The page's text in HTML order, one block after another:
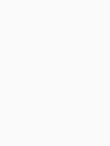
при соединении с